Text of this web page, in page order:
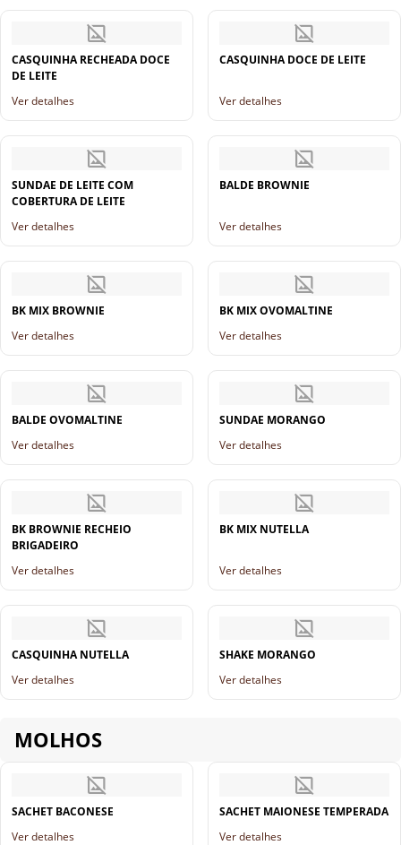
CASQUINHA RECHEADA DOCE
DE LEITE
Ver detalhes
CASQUINHA DOCE DE LEITE
Ver detalhes
SUNDAE DE LEITE COM
COBERTURA DE LEITE
Ver detalhes
BALDE BROWNIE
Ver detalhes
BK MIX BROWNIE
Ver detalhes
BK MIX OVOMALTINE
Ver detalhes
BALDE OVOMALTINE
Ver detalhes
SUNDAE MORANGO
Ver detalhes
BK BROWNIE RECHEIO
BRIGADEIRO
Ver detalhes
BK MIX NUTELLA
Ver detalhes
CASQUINHA NUTELLA
Ver detalhes
SHAKE MORANGO
Ver detalhes
MOLHOS
SACHET BACONESE
Ver detalhes
SACHET MAIONESE TEMPERADA
Ver detalhes